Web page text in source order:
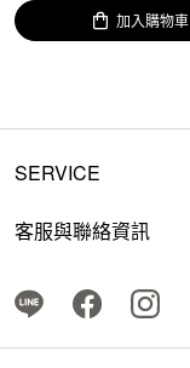
加入購物車
SERVICE
客服與聯絡資訊